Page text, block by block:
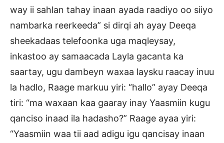
way ii sahlan tahay inaan ayada raadiyo oo siiyo
nambarka reerkeeda” si dirqi ah ayay Deeqa
sheekadaas telefoonka uga maqleysay,
inkastoo ay samaacada Layla gacanta ka
saartay, ugu dambeyn waxaa laysku raacay inuu
la hadlo, Raage markuu yiri: “hallo” ayay Deeqa
tiri: “ma waxaan kaa gaaray inay Yaasmiin kugu
qanciso inaad ila hadasho?” Raage ayaa yiri:
“Yaasmiin waa tii aad adigu igu qancisay inaan